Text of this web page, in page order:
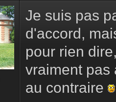
Je suis pas
d'accord,
pour rien
vraiment pas
au contraire